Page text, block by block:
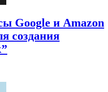
Google и Amazon
создания